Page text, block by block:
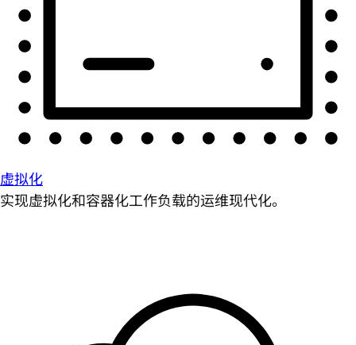
虚拟化
实现虚拟化和容器化工作负载的运维现代化。